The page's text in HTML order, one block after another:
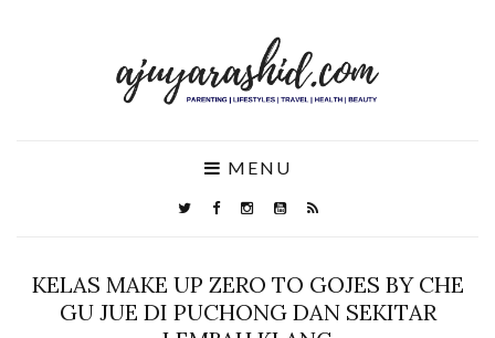
MENU
KELAS MAKE UP ZERO TO GOJES BY CHE
GU JUE DI PUCHONG DAN SEKITAR